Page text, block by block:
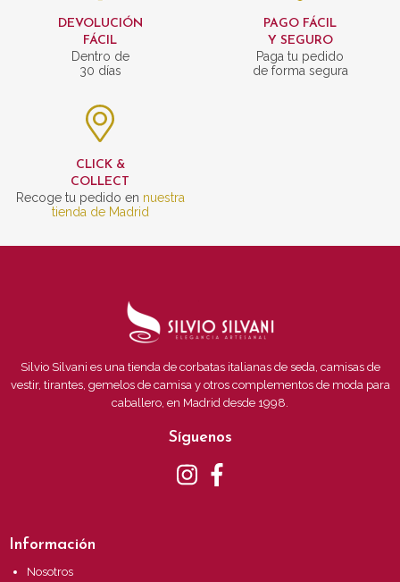
DEVOLUCIÓN
FÁCIL
Dentro de
30 días
PAGO FÁCIL
Y SEGURO
Paga tu pedido
de forma segura
CLICK &
COLLECT
Recoge tu pedido en nuestra
tienda de Madrid
Silvio Silvani es una tienda de corbatas italianas de seda, camisas de
vestir, tirantes, gemelos de camisa y otros complementos de moda para
caballero, en Madrid desde 1998.
Síguenos
Información
Nosotros